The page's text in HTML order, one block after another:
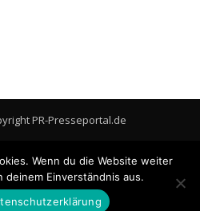
PR-Presseportal.de
Cookie-Richtlinie (EU)
Wenn du die Website weiter
Einverständnis aus.